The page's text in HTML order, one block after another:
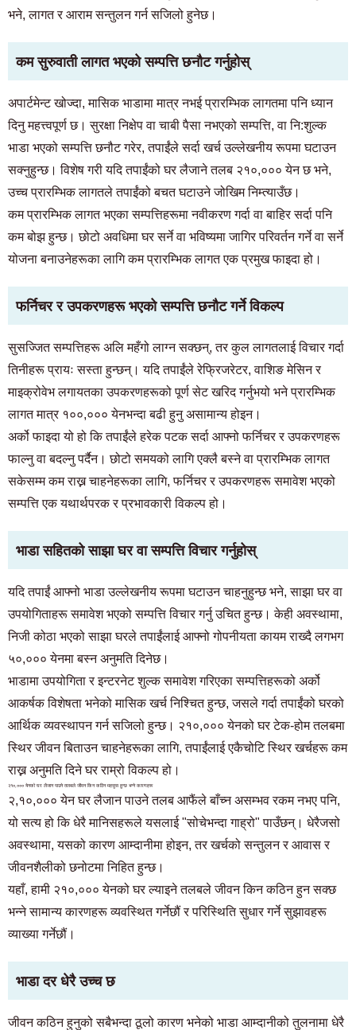
भने, लागत र आराम सन्तुलन गर्न सजिलो हुनेछ।
कम सुरुवाती लागत भएको सम्पत्ति छनौट गर्नुहोस्
अपार्टमेन्ट खोज्दा, मासिक भाडामा मात्र नभई प्रारम्भिक लागतमा पनि ध्यान
दिनु महत्त्वपूर्ण छ। सुरक्षा निक्षेप वा चाबी पैसा नभएको सम्पत्ति, वा नि:शुल्क
भाडा भएको सम्पत्ति छनौट गरेर, तपाईंले सर्दा खर्च उल्लेखनीय रूपमा घटाउन
सक्नुहुन्छ। विशेष गरी यदि तपाईंको घर लैजाने तलब २१०,००० येन छ भने,
उच्च प्रारम्भिक लागतले तपाईंको बचत घटाउने जोखिम निम्त्याउँछ।
कम प्रारम्भिक लागत भएका सम्पत्तिहरूमा नवीकरण गर्दा वा बाहिर सर्दा पनि
कम बोझ हुन्छ। छोटो अवधिमा घर सर्ने वा भविष्यमा जागिर परिवर्तन गर्ने वा सर्ने
योजना बनाउनेहरूका लागि कम प्रारम्भिक लागत एक प्रमुख फाइदा हो।
फर्निचर र उपकरणहरू भएको सम्पत्ति छनौट गर्ने विकल्प
सुसज्जित सम्पत्तिहरू अलि महँगो लाग्न सक्छन्, तर कुल लागतलाई विचार गर्दा
तिनीहरू प्रायः सस्ता हुन्छन्। यदि तपाईंले रेफ्रिजरेटर, वाशिङ मेसिन र
माइक्रोवेभ लगायतका उपकरणहरूको पूर्ण सेट खरिद गर्नुभयो भने प्रारम्भिक
लागत मात्र १००,००० येनभन्दा बढी हुनु असामान्य होइन।
अर्को फाइदा यो हो कि तपाईंले हरेक पटक सर्दा आफ्नो फर्निचर र उपकरणहरू
फाल्नु वा बदल्नु पर्दैन। छोटो समयको लागि एक्लै बस्ने वा प्रारम्भिक लागत
सकेसम्म कम राख्न चाहनेहरूका लागि, फर्निचर र उपकरणहरू समावेश भएको
सम्पत्ति एक यथार्थपरक र प्रभावकारी विकल्प हो।
भाडा सहितको साझा घर वा सम्पत्ति विचार गर्नुहोस्
यदि तपाईं आफ्नो भाडा उल्लेखनीय रूपमा घटाउन चाहनुहुन्छ भने, साझा घर वा
उपयोगिताहरू समावेश भएको सम्पत्ति विचार गर्नु उचित हुन्छ। केही अवस्थामा,
निजी कोठा भएको साझा घरले तपाईंलाई आफ्नो गोपनीयता कायम राख्दै लगभग
५०,००० येनमा बस्न अनुमति दिनेछ।
भाडामा उपयोगिता र इन्टरनेट शुल्क समावेश गरिएका सम्पत्तिहरूको अर्को
आकर्षक विशेषता भनेको मासिक खर्च निश्चित हुन्छ, जसले गर्दा तपाईंको घरको
आर्थिक व्यवस्थापन गर्न सजिलो हुन्छ। २१०,००० येनको घर टेक-होम तलबमा
स्थिर जीवन बिताउन चाहनेहरूका लागि, तपाईंलाई एकैचोटि स्थिर खर्चहरू कम
राख्न अनुमति दिने घर राम्रो विकल्प हो।
२१०,००० येनको घर लैजान पाउने तलबले जीवन किन कठिन महसुस हुन्छ भन्ने कारणहरू
२,१०,००० येन घर लैजान पाउने तलब आफैंले बाँच्न असम्भव रकम नभए पनि,
यो सत्य हो कि धेरै मानिसहरूले यसलाई "सोचेभन्दा गाह्रो" पाउँछन्। धेरैजसो
अवस्थामा, यसको कारण आम्दानीमा होइन, तर खर्चको सन्तुलन र आवास र
जीवनशैलीको छनोटमा निहित हुन्छ।
यहाँ, हामी २१०,००० येनको घर ल्याइने तलबले जीवन किन कठिन हुन सक्छ
भन्ने सामान्य कारणहरू व्यवस्थित गर्नेछौं र परिस्थिति सुधार गर्ने सुझावहरू
व्याख्या गर्नेछौं।
भाडा दर धेरै उच्च छ
जीवन कठिन हुनुको सबैभन्दा ठूलो कारण भनेको भाडा आम्दानीको तुलनामा धेरै